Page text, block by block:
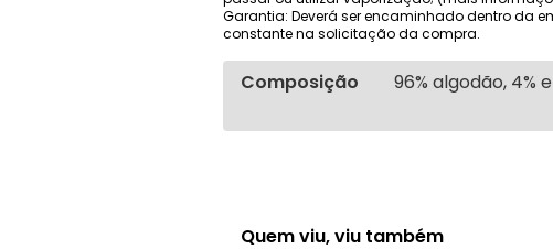
Garantia: Deverá ser encaminhado dentro da
constante na solicitação da compra.
Composição
96% algodão, 4%
Quem viu, viu também